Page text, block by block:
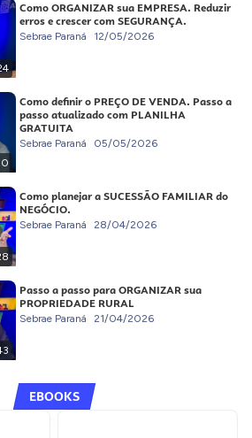
Como ORGANIZAR sua EMPRESA. Reduzir
erros e crescer com SEGURANÇA.
Sebrae Paraná 12/05/2026
Como definir o PREÇO DE VENDA. Passo a
passo atualizado com PLANILHA
GRATUITA
Sebrae Paraná 05/05/2026
Como planejar a SUCESSÃO FAMILIAR do
NEGÓCIO.
Sebrae Paraná 28/04/2026
Passo a passo para ORGANIZAR sua
PROPRIEDADE RURAL
Sebrae Paraná 21/04/2026
EBOOKS